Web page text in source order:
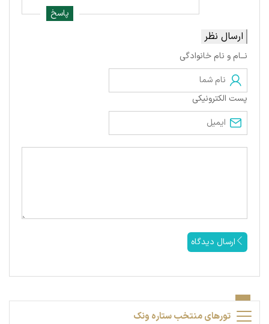
پاسخ
ارسال نظر
نــام و نام خانوادگی
پست الکترونیکی
ارسال دیدگاه
تورهای منتخب ستاره ونک